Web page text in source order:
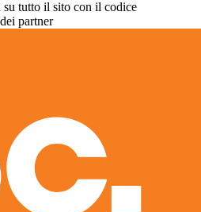
tutto il sito con il codice
partner